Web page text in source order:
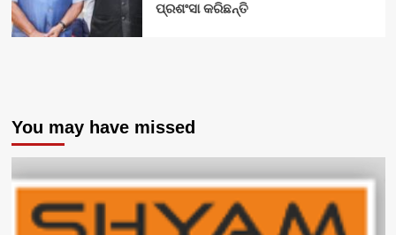
ପ୍ରଶଂସା କରିଛନ୍ତି
You may have missed